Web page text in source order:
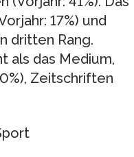
17%) und
dritten Rang.
als das Medium,
Zeitschriften